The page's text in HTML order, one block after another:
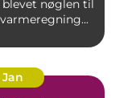
nøglen til
Jan